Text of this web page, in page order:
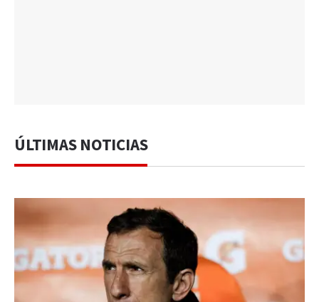
ÚLTIMAS NOTICIAS